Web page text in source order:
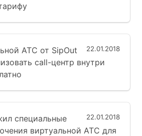
22.01.2018
АТС от SipOut
call-центр внутри
22.01.2018
специальные
виртуальной АТС для